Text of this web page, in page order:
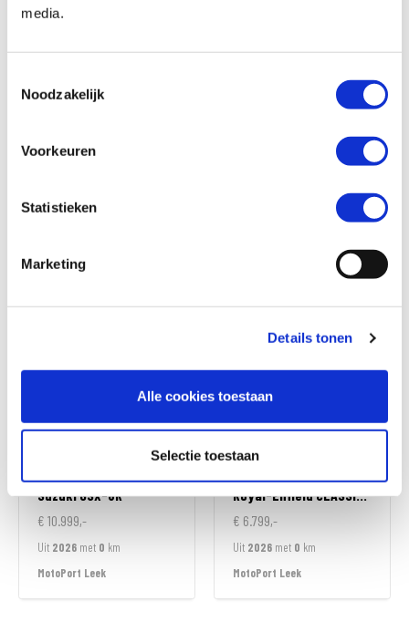
media.
Noodzakelijk
Voorkeuren
Statistieken
Marketing
Details tonen
Alle cookies toestaan
Selectie toestaan
Uit2026
MotoPort Goes
MotoPort Goes
SuzukiGSX-8R
€ 10.999,-
Uit 2026 met 0 km
MotoPort Leek
Royal-EnfieldCLASSIC 350
€ 6.799,-
Uit 2026 met 0 km
MotoPort Leek